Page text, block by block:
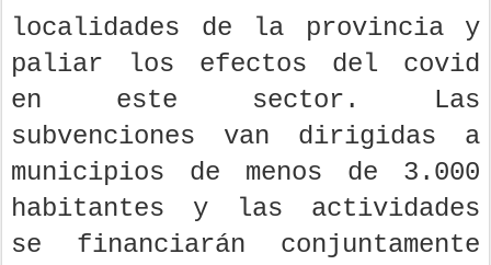
localidades de la provincia y
paliar los efectos del covid
en este sector. Las
subvenciones van dirigidas a
municipios de menos de 3.000
habitantes y las actividades
se financiarán conjuntamente